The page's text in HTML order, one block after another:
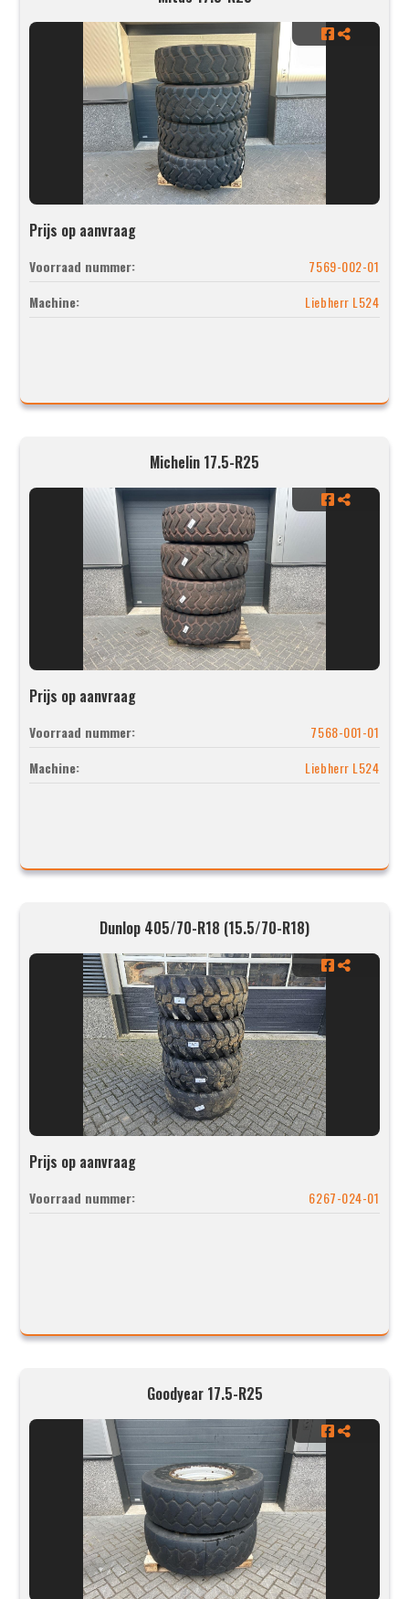
Prijs op aanvraag
Voorraad nummer:
7569-002-01
Machine:
Liebherr L524
Michelin 17.5-R25
Prijs op aanvraag
Voorraad nummer:
7568-001-01
Machine:
Liebherr L524
Dunlop 405/70-R18 (15.5/70-R18)
Prijs op aanvraag
Voorraad nummer: 6267-024-01
Goodyear 17.5-R25